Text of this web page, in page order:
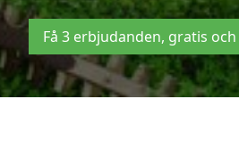
Få 3 erbjudanden, gratis